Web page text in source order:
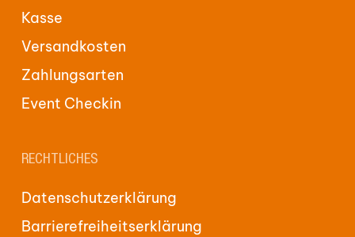
Kasse
Versandkosten
Zahlungsarten
Event Checkin
RECHTLICHES
Datenschutzerklärung
Barrierefreiheitserklärung